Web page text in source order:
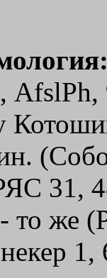
31,
то же
1,